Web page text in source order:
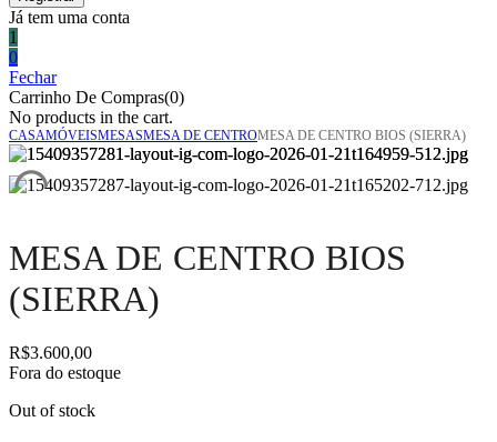
Já tem uma conta
1
0
Fechar
Carrinho De Compras(0)
No products in the cart.
CASAMÓVEISMESASMESA DE CENTROMESA DE CENTRO BIOS (SIERRA)
MESA DE CENTRO BIOS
(SIERRA)
R$3.600,00
Fora do estoque
Out of stock